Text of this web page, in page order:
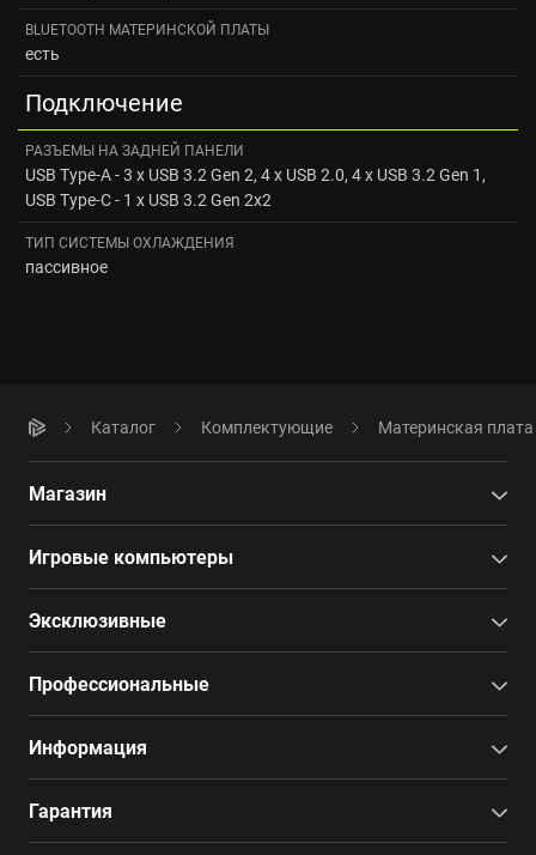
BLUETOOTH МАТЕРИНСКОЙ ПЛАТЫ
есть
Подключение
РАЗЪЕМЫ НА ЗАДНЕЙ ПАНЕЛИ
USB Type-A - 3 x USB 3.2 Gen 2, 4 x USB 2.0, 4 x USB 3.2 Gen 1,
USB Type-C - 1 x USB 3.2 Gen 2x2
ТИП СИСТЕМЫ ОХЛАЖДЕНИЯ
пассивное
Каталог Комплектующие Материнская плата
Магазин
Игровые компьютеры
Эксклюзивные
Профессиональные
Информация
Гарантия